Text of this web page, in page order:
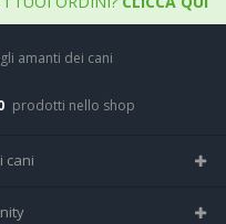
amanti dei cani
prodotti nello shop
cani